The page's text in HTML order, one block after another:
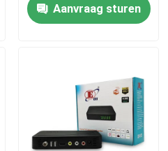
Doos van DVBC
Aanvraag sturen